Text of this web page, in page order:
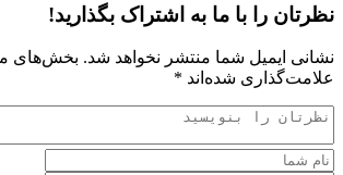
نظرتان را با ما به اشتراک بگذارید!
نشانی ایمیل شما منتشر نخواهد شد. بخش‌های
علامت‌گذاری شده‌اند *